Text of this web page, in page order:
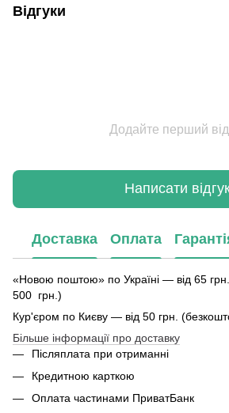
Відгуки
Додайте перший
Написати
Доставка Оплата
«Новою поштою» по Україні — від 65 грн.
500 грн.)
Кур'єром по Києву — від 50 грн.
Більше інформації про доставку
Післяплата при отриманні
Кредитною карткою
Оплата частинами ПриватБанк